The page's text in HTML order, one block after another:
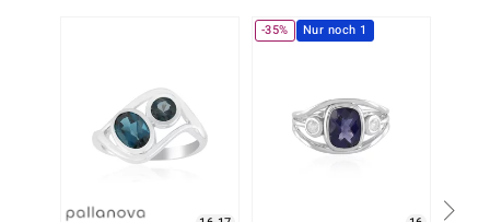
Collection
-35% Nur noch 1